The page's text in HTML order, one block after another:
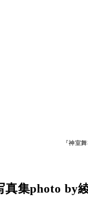
『神室
真集photo by